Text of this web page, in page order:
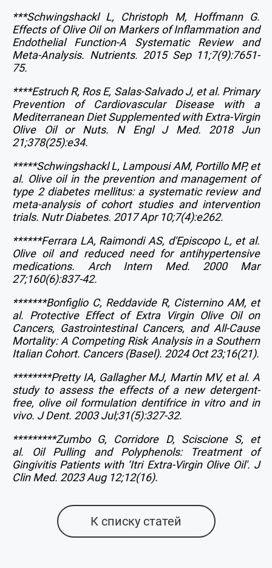
***Schwingshackl L, Christoph M, Hoffmann G.
Effects of Olive Oil on Markers of Inflammation and
Endothelial Function-A Systematic Review and
Meta-Analysis. Nutrients. 2015 Sep 11;7(9):7651-
75.
****Estruch R, Ros E, Salas-Salvado J, et al. Primary
Prevention of Cardiovascular Disease with a
Mediterranean Diet Supplemented with Extra-Virgin
Olive Oil or Nuts. N Engl J Med. 2018 Jun
21;378(25):e34.
*****Schwingshackl L, Lampousi AM, Portillo MP, et
al. Olive oil in the prevention and management of
type 2 diabetes mellitus: a systematic review and
meta-analysis of cohort studies and intervention
trials. Nutr Diabetes. 2017 Apr 10;7(4):e262.
******Ferrara LA, Raimondi AS, d'Episcopo L, et al.
Olive oil and reduced need for antihypertensive
medications. Arch Intern Med. 2000 Mar
27;160(6):837-42.
*******Bonfiglio C, Reddavide R, Cisternino AM, et
al. Protective Effect of Extra Virgin Olive Oil on
Cancers, Gastrointestinal Cancers, and All-Cause
Mortality: A Competing Risk Analysis in a Southern
Italian Cohort. Cancers (Basel). 2024 Oct 23;16(21).
********Pretty IA, Gallagher MJ, Martin MV, et al. A
study to assess the effects of a new detergent-
free, olive oil formulation dentifrice in vitro and in
vivo. J Dent. 2003 Jul;31(5):327-32.
*********Zumbo G, Corridore D, Sciscione S, et
al. Oil Pulling and Polyphenols: Treatment of
Gingivitis Patients with ‘Itri Extra-Virgin Olive Oil'. J
Clin Med. 2023 Aug 12;12(16).
К списку статей